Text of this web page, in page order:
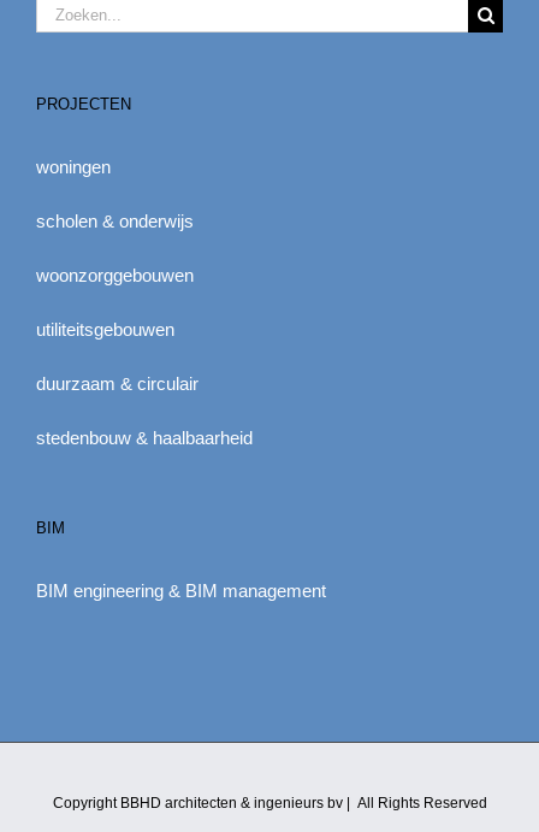
Zoeken
PROJECTEN
woningen
scholen & onderwijs
woonzorggebouwen
utiliteitsgebouwen
duurzaam & circulair
stedenbouw & haalbaarheid
BIM
BIM engineering & BIM management
Copyright BBHD architecten & ingenieurs bv | All Rights Reserved